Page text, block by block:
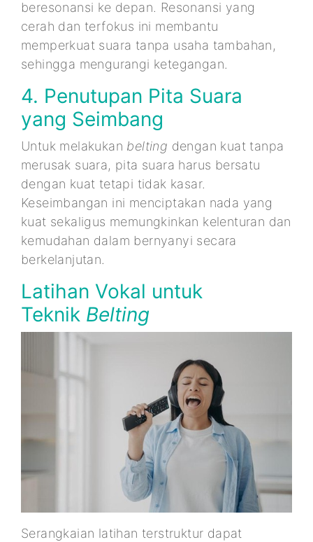
beresonansi ke depan. Resonansi yang
cerah dan terfokus ini membantu
memperkuat suara tanpa usaha tambahan,
sehingga mengurangi ketegangan.
4. Penutupan Pita Suara
yang Seimbang
Untuk melakukan belting dengan kuat tanpa
merusak suara, pita suara harus bersatu
dengan kuat tetapi tidak kasar.
Keseimbangan ini menciptakan nada yang
kuat sekaligus memungkinkan kelenturan dan
kemudahan dalam bernyanyi secara
berkelanjutan.
Latihan Vokal untuk
Teknik Belting
Serangkaian latihan terstruktur dapat